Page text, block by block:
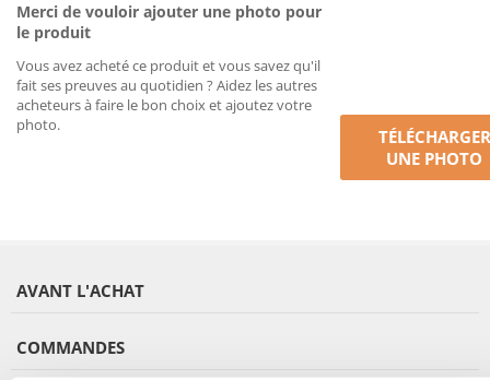
Merci de vouloir ajouter une photo pour
le produit
Vous avez acheté ce produit et vous savez qu'il
fait ses preuves au quotidien ? Aidez les autres
acheteurs à faire le bon choix et ajoutez votre
photo.
TÉLÉCHARGER
UNE PHOTO
AVANT L'ACHAT
COMMANDES